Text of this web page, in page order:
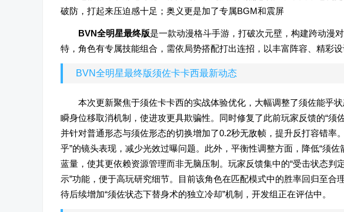
破防，打起来压迫感十足；奥义更是加了专属BGM和震屏
BVN全明星最终版是一款动漫格斗手游，打破次元壁，构建跨动漫
特，角色有专属技能组合，需依局势搭配打出连招，以丰富阵容、精彩设
BVN全明星最终版须佐卡卡西最新动态
本次更新聚焦于须佐卡卡西的实战体验优化，大幅调整了须佐能乎
瞬身位移取消机制，使进攻更具欺骗性。同时修复了此前玩家反馈的“须
并针对普通形态与须佐形态的切换增加了0.2秒无敌帧，提升反打容错率
乎”的镜头表现，减少光效过曝问题。此外，平衡性调整方面，降低“须
蓝量，使其更依赖资源管理而非无脑压制。玩家反馈集中的“受击状态判
示”功能，便于高玩研究细节。目前该角色在匹配模式中的胜率回归至合
待后续增加“须佐状态下替身术的独立冷却”机制，开发组正在评估中。